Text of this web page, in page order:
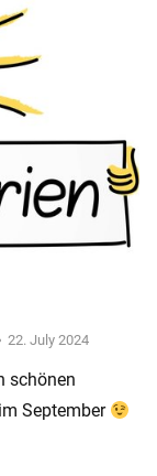
22. July 2024
schönen
September